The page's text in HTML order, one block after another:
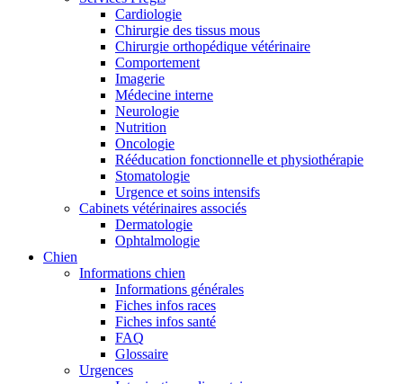
Cardiologie
Chirurgie des tissus mous
Chirurgie orthopédique vétérinaire
Comportement
Imagerie
Médecine interne
Neurologie
Nutrition
Oncologie
Rééducation fonctionnelle et physiothérapie
Stomatologie
Urgence et soins intensifs
Cabinets vétérinaires associés
Dermatologie
Ophtalmologie
Chien
Informations chien
Informations générales
Fiches infos races
Fiches infos santé
FAQ
Glossaire
Urgences